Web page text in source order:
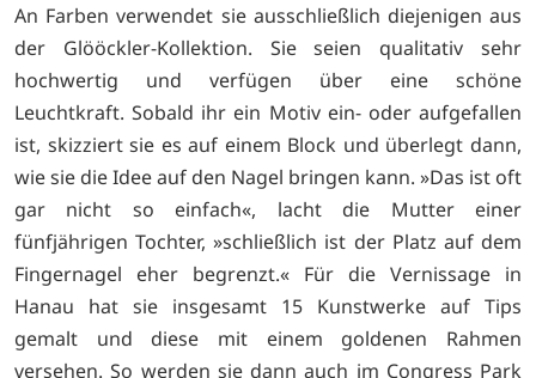
An Farben verwendet sie ausschließlich diejenigen aus
der Glööckler-Kollektion. Sie seien qualitativ sehr
hochwertig und verfügen über eine schöne
Leuchtkraft. Sobald ihr ein Motiv ein- oder aufgefallen
ist, skizziert sie es auf einem Block und überlegt dann,
wie sie die Idee auf den Nagel bringen kann. »Das ist oft
gar nicht so einfach«, lacht die Mutter einer
fünfjährigen Tochter, »schließlich ist der Platz auf dem
Fingernagel eher begrenzt.« Für die Vernissage in
Hanau hat sie insgesamt 15 Kunstwerke auf Tips
gemalt und diese mit einem goldenen Rahmen
versehen. So werden sie dann auch im Congress Park